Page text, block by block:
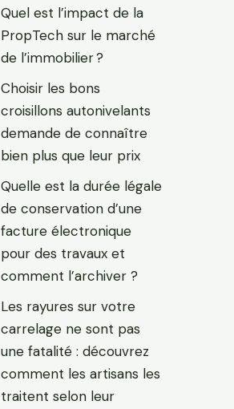
Quel est l’impact de la
PropTech sur le marché
de l’immobilier ?
Choisir les bons
croisillons autonivelants
demande de connaître
bien plus que leur prix
Quelle est la durée légale
de conservation d’une
facture électronique
pour des travaux et
comment l’archiver ?
Les rayures sur votre
carrelage ne sont pas
une fatalité : découvrez
comment les artisans les
traitent selon leur